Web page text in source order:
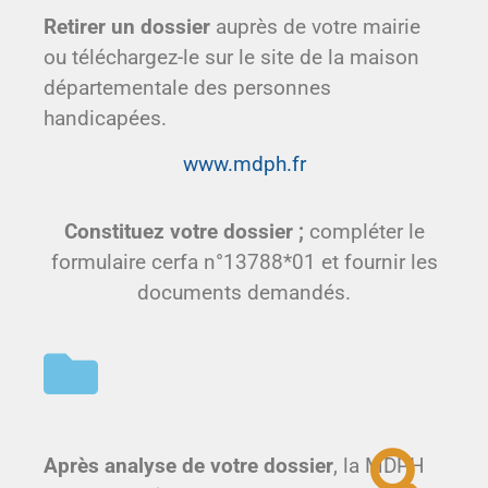
Retirer un dossier auprès de votre mairie
ou téléchargez-le sur le site de la maison
départementale des personnes
handicapées.
www.mdph.fr
Constituez votre dossier ; compléter le
formulaire cerfa n°13788*01 et fournir les
documents demandés.
Après analyse de votre dossier, la MDPH